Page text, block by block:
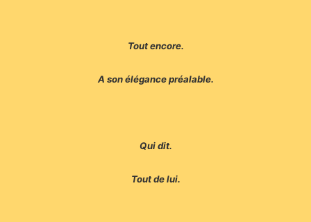
Tout encore.
A son élégance préalable.
Qui dit.
Tout de lui.